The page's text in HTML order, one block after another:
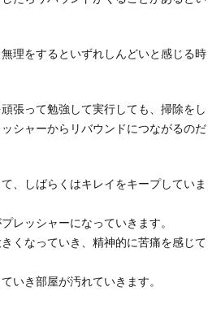
理をするといずれしんどいと感じる時
張って勉強して実行しても、掃除をし
シャーからリバウンドにつながるのだ
、しばらくはキレイをキープしていま
レッシャーになっていきます。
くなっていき、精神的に苦痛を感じて
いき部屋が汚れていきます。